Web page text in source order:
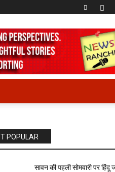
POPULAR
सावन की पहली सोमवारी पर हिंदू